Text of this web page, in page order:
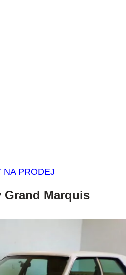
NA PRODEJ
Grand Marquis